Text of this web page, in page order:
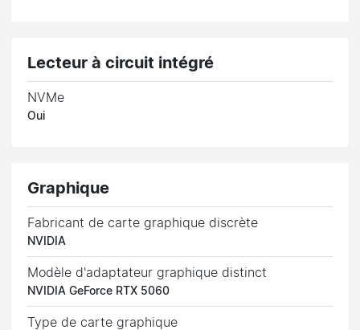
Lecteur à circuit intégré
NVMe
Oui
Graphique
Fabricant de carte graphique discrète
NVIDIA
Modèle d'adaptateur graphique distinct
NVIDIA GeForce RTX 5060
Type de carte graphique